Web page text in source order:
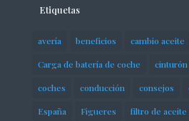
Etiquetas
avería beneficios cambio aceite
Carga de batería de coche
coches conducción consejos
España Figueres filtro de aceite